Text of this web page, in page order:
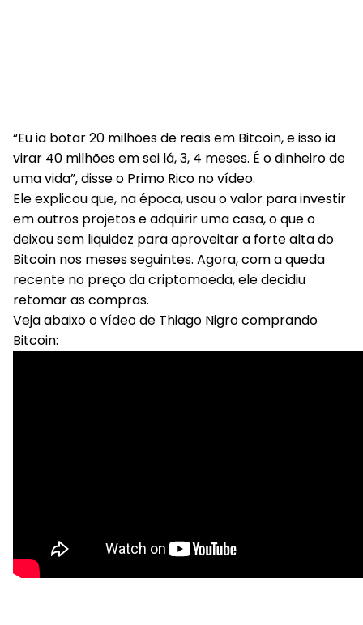
“Eu ia botar 20 milhões de reais em Bitcoin, e isso ia
virar 40 milhões em sei lá, 3, 4 meses. É o dinheiro de
uma vida”, disse o Primo Rico no vídeo.
Ele explicou que, na época, usou o valor para investir
em outros projetos e adquirir uma casa, o que o
deixou sem liquidez para aproveitar a forte alta do
Bitcoin nos meses seguintes. Agora, com a queda
recente no preço da criptomoeda, ele decidiu
retomar as compras.
Veja abaixo o vídeo de Thiago Nigro comprando
Bitcoin: